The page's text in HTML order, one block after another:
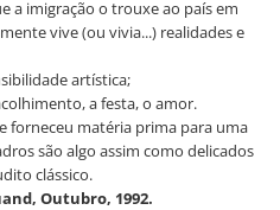
a imigração o trouxe ao país em
vive (ou vivia...) realidades e
artística;
a festa, o amor.
forneceu matéria prima para uma
são algo assim como delicados
clássico.
Outubro, 1992.